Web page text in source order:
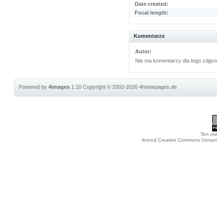
Date created:
Focal length:
Komentarze
Autor:
Nie ma komentarzy dla tego
Powered by4images 1.10Copyright © 2002-20264homepages.de
Ten
licencji Creative Commons